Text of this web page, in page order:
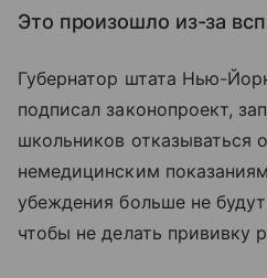
Это произошло из-за
Губернатор штата Нью-
подписал законопроект,
школьников отказываться
немедицинским
убеждения больше не
чтобы не делать прививку